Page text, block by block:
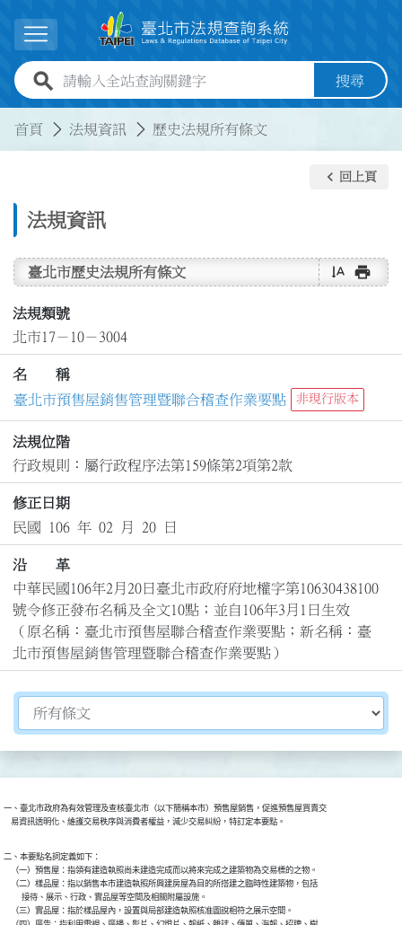
展開選單
全站查詢關鍵字欄位 搜尋
首頁 法規資訊 歷史法規所有條文
法規資訊
keyboard_arrow_left 回上頁
臺北市歷史法規所有條文 text_rotate_vertical print
法規類號
北市17－10－3004
名 稱
臺北市預售屋銷售管理暨聯合稽查作業要點
非現行版本
法規位階
行政規則：屬行政程序法第159條第2項第2款
修正日期
民國 106 年 02 月 20 日
沿 革
中華民國106年2月20日臺北市政府府地權字第10630438100
號令修正發布名稱及全文10點；並自106年3月1日生效
（原名稱：臺北市預售屋聯合稽查作業要點；新名稱：臺
北市預售屋銷售管理暨聯合稽查作業要點）
切換選擇法規資訊內容
一、臺北市政府為有效管理及查核臺北市（以下簡稱本市）預售屋銷售，促進預售屋買賣交
    易資訊透明化、維護交易秩序與消費者權益，減少交易糾紛，特訂定本要點。
二、本要點名詞定義如下：
    （一）預售屋：指領有建造執照尚未建造完成而以將來完成之建築物為交易標的之物。
    （二）樣品屋：指以銷售本市建造執照所興建房屋為目的所搭建之臨時性建築物，包括
          接待、展示、行政、實品屋等空間及相關附屬設施。
    （三）實品屋：指於樣品屋內，設置與局部建造執照核准圖說相符之展示空間。